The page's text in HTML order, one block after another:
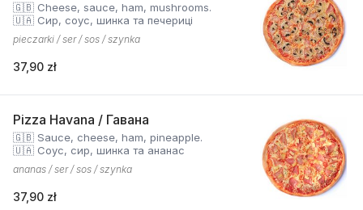
🇬🇧 Cheese, sauce, ham, mushrooms.
🇺🇦 Сир, соус, шинка та печериці
pieczarki / ser / sos / szynka
37,90 zł
Pizza Havana / Гавана
🇬🇧 Sauce, cheese, ham, pineapple.
🇺🇦 Соус, сир, шинка та ананас
ananas / ser / sos / szynka
37,90 zł